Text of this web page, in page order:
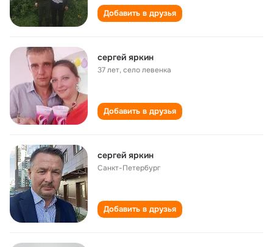
Добавить в друзья
сергей яркин
37 лет,село левенка
Добавить в друзья
сергей яркин
Санкт-Петербург
Добавить в друзья